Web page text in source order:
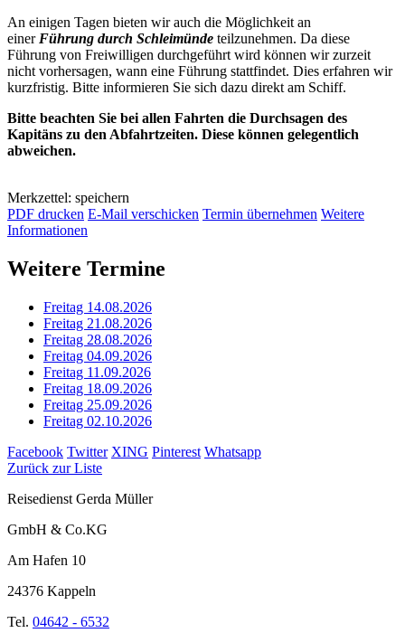
An einigen Tagen bieten wir auch die Möglichkeit an
einer Führung durch Schleimünde teilzunehmen. Da diese
Führung von Freiwilligen durchgeführt wird können wir zurzeit
nicht vorhersagen, wann eine Führung stattfindet. Dies erfahren wir
kurzfristig. Bitte informieren Sie sich dazu direkt am Schiff.
Bitte beachten Sie bei allen Fahrten die Durchsagen des
Kapitäns zu den Abfahrtzeiten. Diese können gelegentlich
abweichen.
Merkzettel: speichern
PDF drucken E-Mail verschicken Termin übernehmen Weitere
Informationen
Weitere Termine
Freitag 14.08.2026
Freitag 21.08.2026
Freitag 28.08.2026
Freitag 04.09.2026
Freitag 11.09.2026
Freitag 18.09.2026
Freitag 25.09.2026
Freitag 02.10.2026
Facebook Twitter XING Pinterest Whatsapp
Zurück zur Liste
Reisedienst Gerda Müller
GmbH & Co.KG
Am Hafen 10
24376 Kappeln
Tel. 04642 - 6532